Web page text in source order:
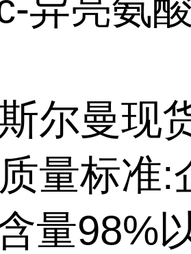
尔曼现
量标准:
量98%